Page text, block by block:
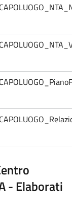
- Elaborati